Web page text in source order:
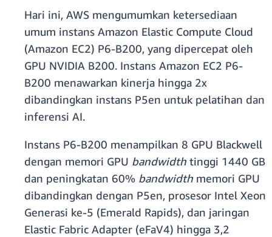
Hari ini, AWS mengumumkan ketersediaan
umum instans Amazon Elastic Compute Cloud
(Amazon EC2) P6-B200, yang dipercepat oleh
GPU NVIDIA B200. Instans Amazon EC2 P6-
B200 menawarkan kinerja hingga 2x
dibandingkan instans P5en untuk pelatihan dan
inferensi AI.
Instans P6-B200 menampilkan 8 GPU Blackwell
dengan memori GPU bandwidth tinggi 1440 GB
dan peningkatan 60% bandwidth memori GPU
dibandingkan dengan P5en, prosesor Intel Xeon
Generasi ke-5 (Emerald Rapids), dan jaringan
Elastic Fabric Adapter (eFaV4) hingga 3,2